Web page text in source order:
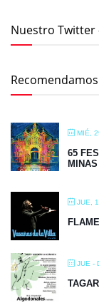
Nuestro Twitter
Recomendamos
MIÉ,
65
JUE,
JUE -